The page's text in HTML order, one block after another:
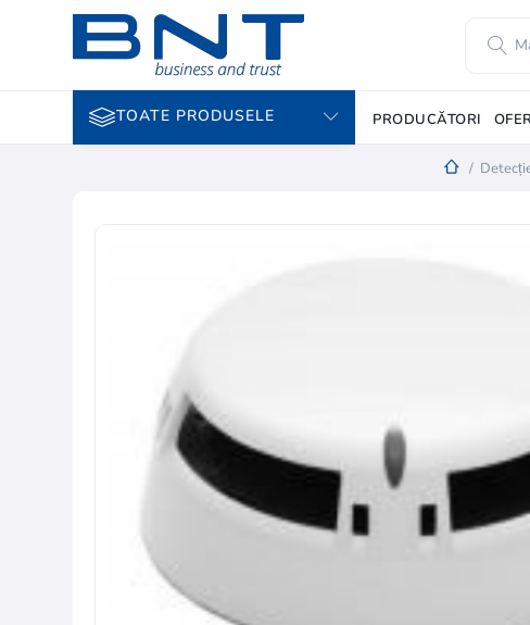
TOATE PRODUSELE PRODUCĂTORI
/